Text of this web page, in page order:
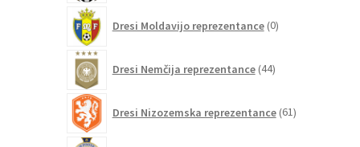
Dresi Moldavijo reprezentance 0izdelkov
Dresi Nemčija reprezentance 44izdelkov
Dresi Nizozemska reprezentance 61izdelkov